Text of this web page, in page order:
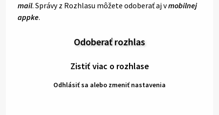
mail. Správy z Rozhlasu môžete odoberať aj vmobilnej
appke.
Odoberať rozhlas
Zistiť viac o rozhlase
Odhlásiť sa alebo zmeniť nastavenia